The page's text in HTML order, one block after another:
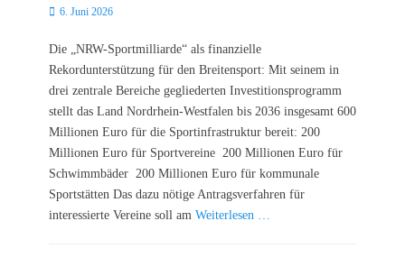
Posted
6. Juni 2026
Die „NRW-Sportmilliarde“ als finanzielle
Rekordunterstützung für den Breitensport: Mit seinem in
drei zentrale Bereiche gegliederten Investitionsprogramm
stellt das Land Nordrhein-Westfalen bis 2036 insgesamt 600
Millionen Euro für die Sportinfrastruktur bereit: 200
Millionen Euro für Sportvereine 200 Millionen Euro für
Schwimmbäder 200 Millionen Euro für kommunale
Sportstätten Das dazu nötige Antragsverfahren für
interessierte Vereine soll am Weiterlesen …